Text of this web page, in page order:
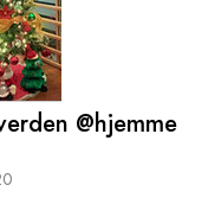
@hjemme